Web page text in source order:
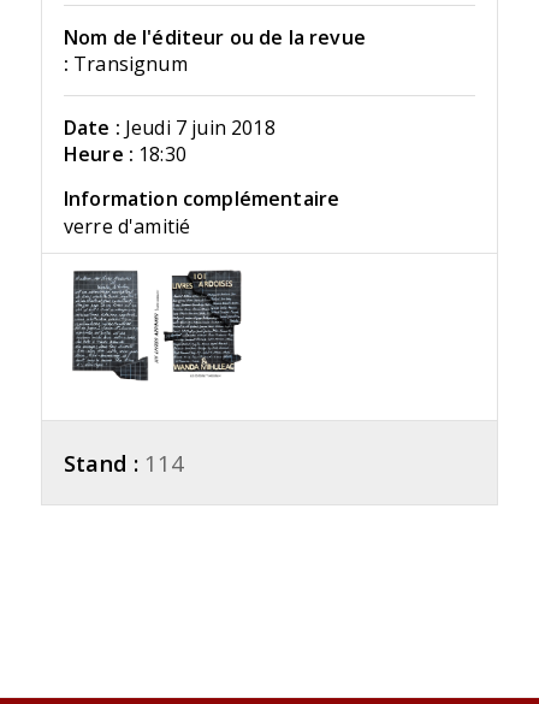
Nom de l'éditeur ou de la revue
: Transignum
Date : Jeudi 7 juin 2018
Heure : 18:30
Information complémentaire
verre d'amitié
Stand : 114